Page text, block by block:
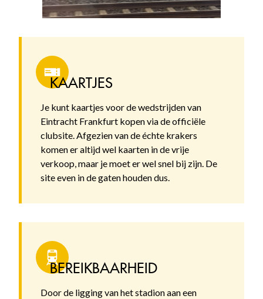
KAARTJES
Je kunt kaartjes voor de wedstrijden van
Eintracht Frankfurt kopen via de officiële
clubsite. Afgezien van de échte krakers
komen er altijd wel kaarten in de vrije
verkoop, maar je moet er wel snel bij zijn. De
site even in de gaten houden dus.
BEREIKBAARHEID
Door de ligging van het stadion aan een